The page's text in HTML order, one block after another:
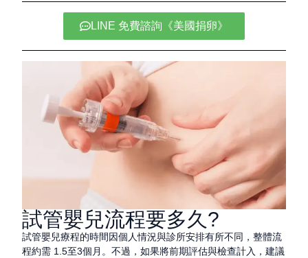
LINE 免費諮詢《美國捐卵》
試管嬰兒流程要多久?
試管嬰兒療程的時間因個人情況與診所安排有所不同，整體流
程約需 1.5至3個月。不過，如果將前期評估與檢查計入，建議